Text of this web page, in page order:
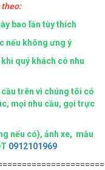
theo:
bao lần tùy thích
nếu không ưng ý
quý khách có nhu
trên vì chúng tôi có
mọi nhu cầu, gọi trực
nếu có), ảnh xe, mẫu
0912101969